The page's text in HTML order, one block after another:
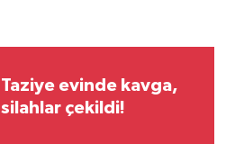
Taziye evinde kavga,
silahlar çekildi!